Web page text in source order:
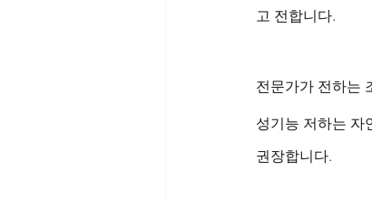
고 전합니다.
전문가가 전하는
성기능 저하는 자
권장합니다.